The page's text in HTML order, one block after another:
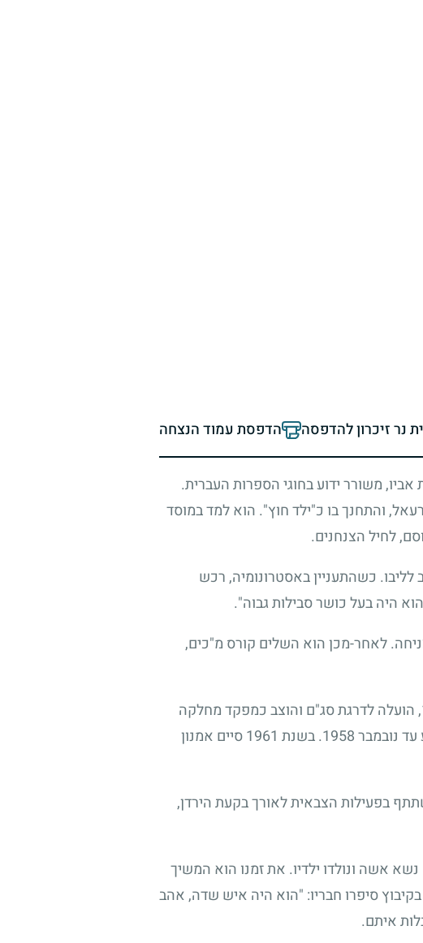
נר זיכרון להדפסה הדפסת עמוד הנצחה
אביו, משורר ידוע בחוגי הספרות העברית.
והתחנך בו כ"ילד חוץ". הוא למד במוסד
לחיל הצנחנים.
לליבו. כשהתעניין באסטרונומיה, רכש
היה בעל כושר סבילות גבוה".
לאחר-מכן הוא השלים קורס מ"כים,
, הועלה לדרגת סג"ם והוצב כמפקד מחלקה
נובמבר1958. בשנת 1961סיים אמנון
בפעילות הצבאית לאורך בקעת הירדן,
אשה ונולדו ילדיו. את זמנו הוא המשיך
בקיבוץ סיפרו חבריו: "הוא היה איש שדה, אהב
איתם.